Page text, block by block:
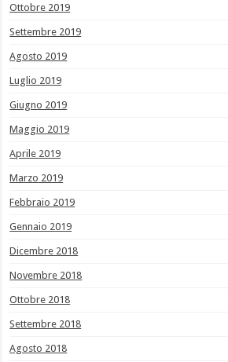
Ottobre 2019
Settembre 2019
Agosto 2019
Luglio 2019
Giugno 2019
Maggio 2019
Aprile 2019
Marzo 2019
Febbraio 2019
Gennaio 2019
Dicembre 2018
Novembre 2018
Ottobre 2018
Settembre 2018
Agosto 2018